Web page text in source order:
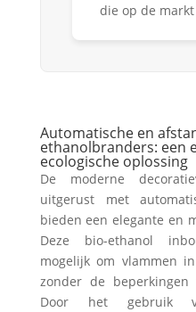
die op de
Automatische en
ethanolbranders: een
ecologische oplossing
De moderne
uitgerust met
bieden een elegante en
Deze bio-ethanol
mogelijk om vlammen
zonder de
Door het gebruik